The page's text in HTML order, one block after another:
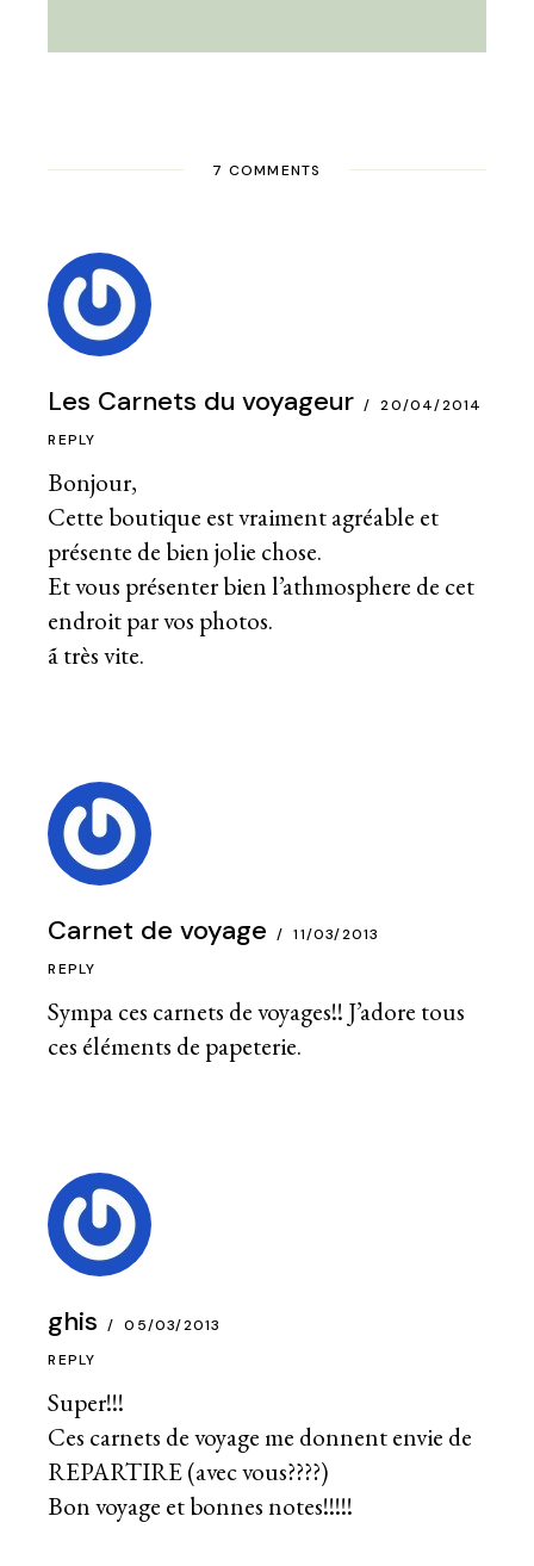
7 COMMENTS
Les Carnets du voyageur 20/04/2014
Bonjour,
Cette boutique est vraiment agréable et
présente de bien jolie chose.
Et vous présenter bien l’athmosphere de cet
endroit par vos photos.
ã très vite.
REPLY
Carnet de voyage 11/03/2013
Sympa ces carnets de voyages!! J’adore tous
ces éléments de papeterie.
REPLY
ghis 05/03/2013
Super!!!
Ces carnets de voyage me donnent envie de
REPARTIRE (avec vous????)
Bon voyage et bonnes notes!!!!!
REPLY